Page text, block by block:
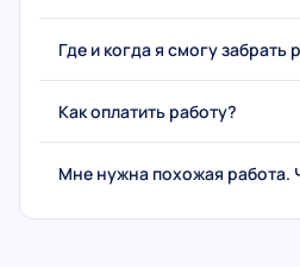
Где и когда я смогу забрать
Как оплатить работу?
Мне нужна похожая работа.